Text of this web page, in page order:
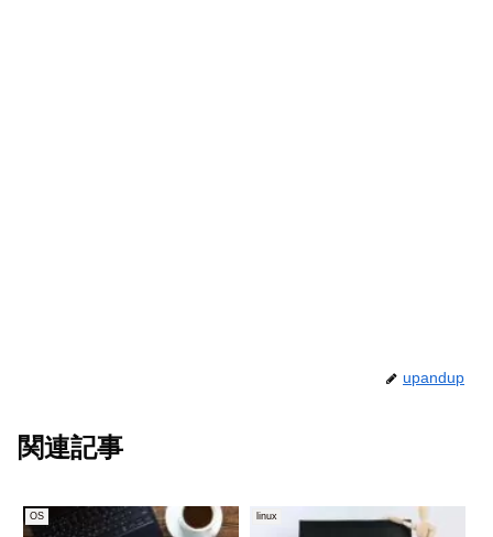
upandup
関連記事
OS linux